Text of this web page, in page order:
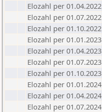
Elozahl per 01.04.2022
Elozahl per 01.07.2022
Elozahl per 01.10.2022
Elozahl per 01.01.2023
Elozahl per 01.04.2023
Elozahl per 01.07.2023
Elozahl per 01.10.2023
Elozahl per 01.01.2024
Elozahl per 01.04.2024
Elozahl per 01.07.2024